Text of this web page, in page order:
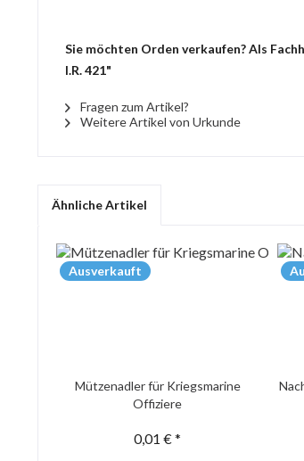
Sie möchten Orden verkaufen? Als
I.R. 421"
Fragen zum Artikel?
Weitere Artikel von Urkunde
Ähnliche Artikel
Ausverkauft
Mützenadler für Kriegsmarine
Offiziere
0,01 € *